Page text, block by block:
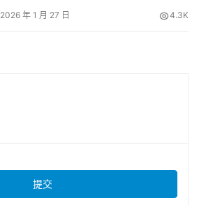
2026 年 1 月 27 日 4.3K
提交